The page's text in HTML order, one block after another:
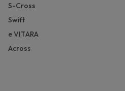
S-Cross
Swift
e VITARA
Across